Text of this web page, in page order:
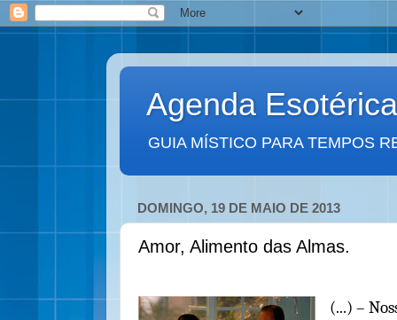
Agenda Esotérica
GUIA MÍSTICO PARA TEMPOS
DOMINGO, 19 DE MAIO DE 2013
Amor, Alimento das Almas.
(...) –